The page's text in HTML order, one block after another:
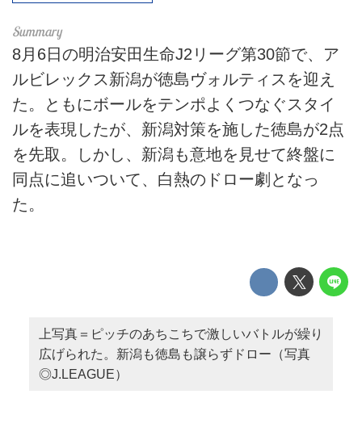
8月6日の明治安田生命J2リーグ第30節で、ア
ルビレックス新潟が徳島ヴォルティスを迎え
た。ともにボールをテンポよくつなぐスタイ
ルを表現したが、新潟対策を施した徳島が2点
を先取。しかし、新潟も意地を見せて終盤に
同点に追いついて、白熱のドロー劇となっ
た。
上写真＝ピッチのあちこちで激しいバトルが繰り
広げられた。新潟も徳島も譲らずドロー（写真
◎J.LEAGUE）